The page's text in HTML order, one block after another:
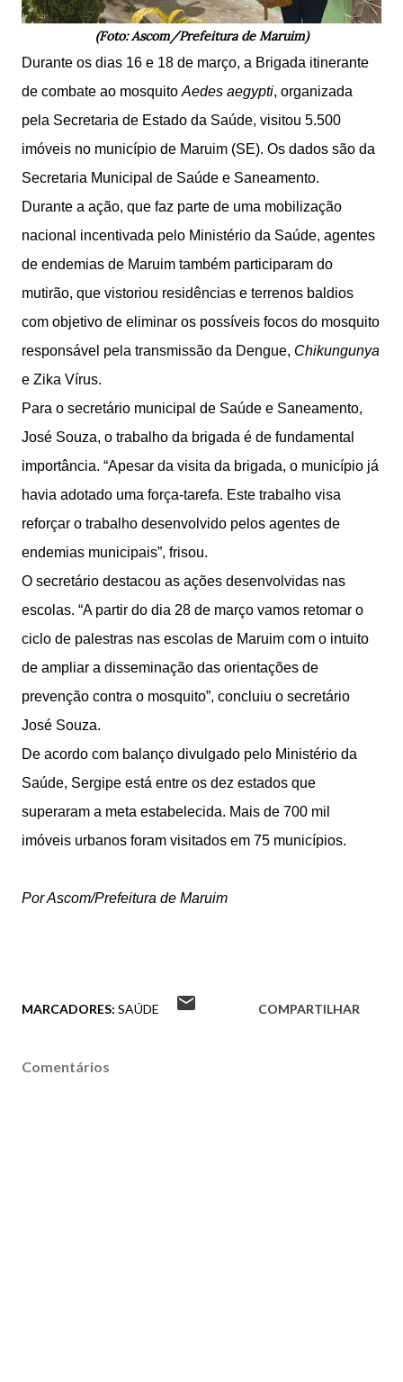
(Foto: Ascom/Prefeitura de Maruim)
Durante os dias 16 e 18 de março, a Brigada itinerante
de combate ao mosquito Aedes aegypti, organizada
pela Secretaria de Estado da Saúde, visitou 5.500
imóveis no município de Maruim (SE). Os dados são da
Secretaria Municipal de Saúde e Saneamento.
Durante a ação, que faz parte de uma mobilização
nacional incentivada pelo Ministério da Saúde, agentes
de endemias de Maruim também participaram do
mutirão, que vistoriou residências e terrenos baldios
com objetivo de eliminar os possíveis focos do mosquito
responsável pela transmissão da Dengue, Chikungunya
e Zika Vírus.
Para o secretário municipal de Saúde e Saneamento,
José Souza, o trabalho da brigada é de fundamental
importância. “Apesar da visita da brigada, o município já
havia adotado uma força-tarefa. Este trabalho visa
reforçar o trabalho desenvolvido pelos agentes de
endemias municipais”, frisou.
O secretário destacou as ações desenvolvidas nas
escolas. “A partir do dia 28 de março vamos retomar o
ciclo de palestras nas escolas de Maruim com o intuito
de ampliar a disseminação das orientações de
prevenção contra o mosquito”, concluiu o secretário
José Souza.
De acordo com balanço divulgado pelo Ministério da
Saúde, Sergipe está entre os dez estados que
superaram a meta estabelecida. Mais de 700 mil
imóveis urbanos foram visitados em 75 municípios.
Por Ascom/Prefeitura de Maruim
MARCADORES: SAÚDE COMPARTILHAR
Comentários